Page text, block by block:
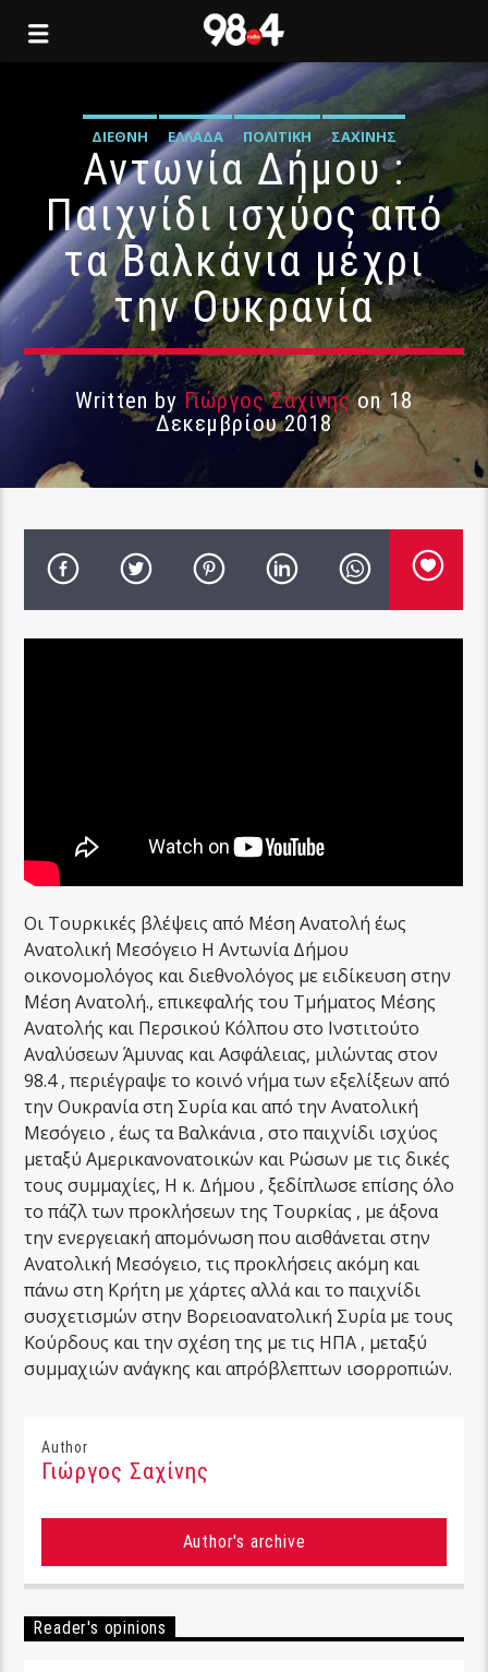
ΔΙΕΘΝΉ ΕΛΛΆΔΑ ΠΟΛΙΤΙΚΉ ΣΑΧΊΝΗΣ
Αντωνία Δήμου :
Παιχνίδι ισχύος από
τα Βαλκάνια μέχρι
την Ουκρανία
Written by Γιώργος Σαχίνηςon 18
Δεκεμβρίου 2018
Οι Τουρκικές βλέψεις από Μέση Ανατολή έως
Ανατολική Μεσόγειο H Αντωνία Δήμου
οικονομολόγος και διεθνολόγος με ειδίκευση στην
Μέση Ανατολή., επικεφαλής του Τμήματος Μέσης
Ανατολής και Περσικού Κόλπου στο Ινστιτούτο
Αναλύσεων Άμυνας και Ασφάλειας, μιλώντας στον
98.4 , περιέγραψε το κοινό νήμα των εξελίξεων από
την Ουκρανία στη Συρία και από την Ανατολική
Μεσόγειο , έως τα Βαλκάνια , στο παιχνίδι ισχύος
μεταξύ Αμερικανονατοικών και Ρώσων με τις δικές
τους συμμαχίες, Η κ. Δήμου , ξεδίπλωσε επίσης όλο
το πάζλ των προκλήσεων της Τουρκίας , με άξονα
την ενεργειακή απομόνωση που αισθάνεται στην
Ανατολική Μεσόγειο, τις προκλήσεις ακόμη και
πάνω στη Κρήτη με χάρτες αλλά και το παιχνίδι
συσχετισμών στην Βορειοανατολική Συρία με τους
Κούρδους και την σχέση της με τις ΗΠΑ , μεταξύ
συμμαχιών ανάγκης και απρόβλεπτων ισορροπιών.
Author
Γιώργος Σαχίνης
Author's archive
Reader's opinions